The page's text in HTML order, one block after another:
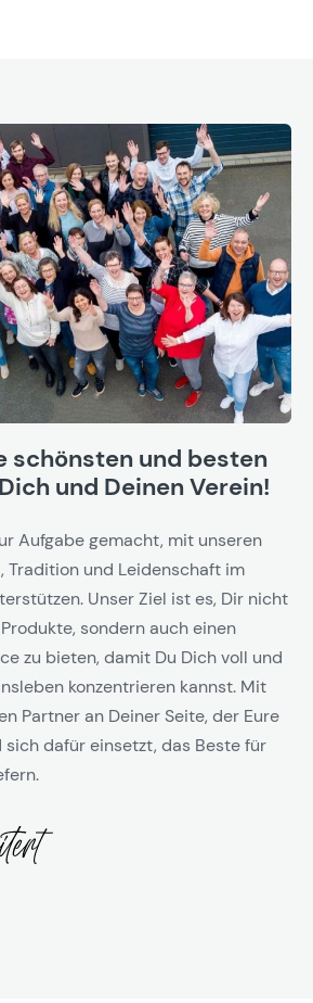
schönsten und besten
und Deinen Verein!
Aufgabe gemacht, mit unseren
Tradition und Leidenschaft im
Unser Ziel ist es, Dir nicht
sondern auch einen
zu bieten, damit Du Dich voll und
konzentrieren kannst. Mit
Partner an Deiner Seite, der Eure
dafür einsetzt, das Beste für